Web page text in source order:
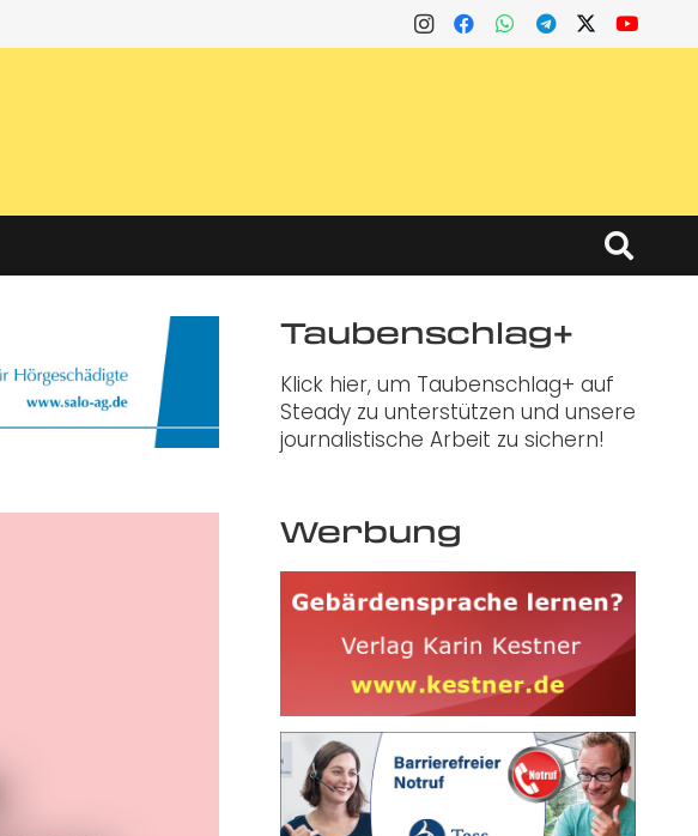
Taubenschlag+
Klick hier, um Taubenschlag+ auf
Steady zu unterstützen und unsere
journalistische Arbeit zu sichern!
Werbung